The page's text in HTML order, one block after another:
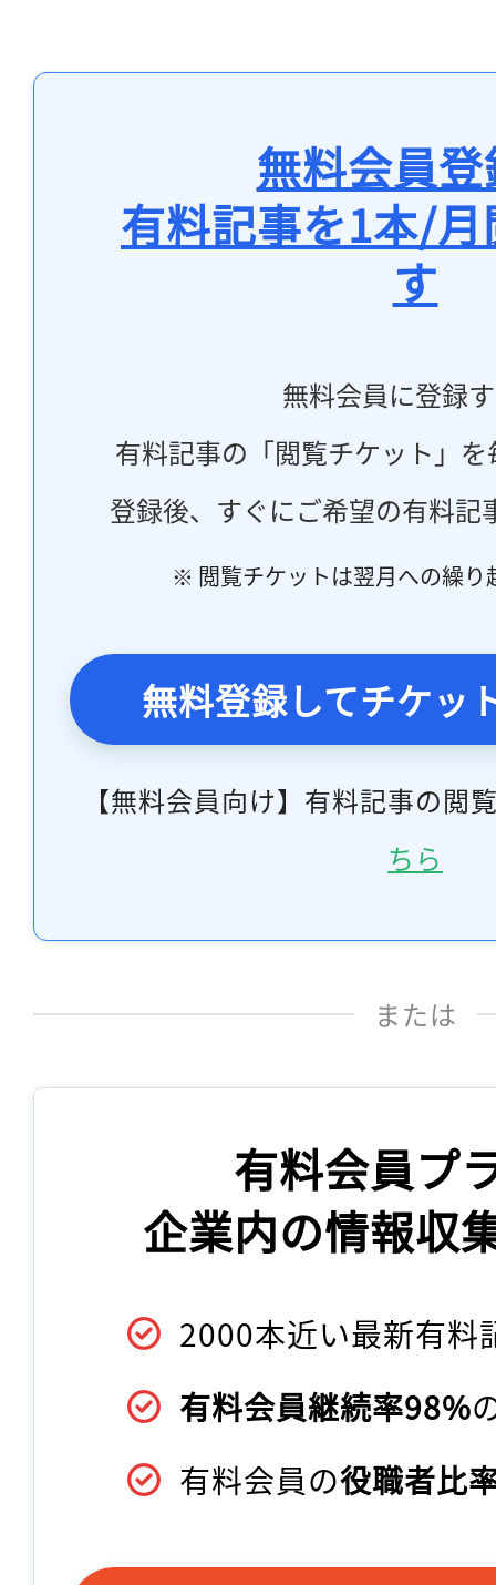
無料会員
有料記事を1本/
す
無料会員に登録
有料記事の「閲覧チケット」
登録後、すぐにご希望の有料記
※ 閲覧チケットは翌月への繰り
無料登録してチケッ
【無料会員向け】有料記事の閲
ちら
または
有料会員プ
企業内の情報収
2000本近い最新有料
有料会員継続率98%
有料会員の役職者比